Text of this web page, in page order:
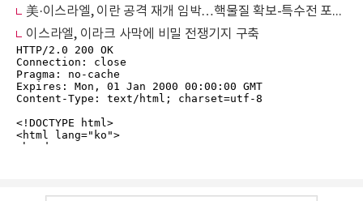
美·이스라엘, 이란 공격 재개 임박…핵물질 확보-특수전 포함 전면전 치닫나
이스라엘, 이라크 사막에 비밀 전쟁기지 구축